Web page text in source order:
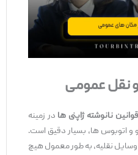
نقل عمومی
نانوشته ژاپنی ‌هادر زمینه
اتوبوس ‌ها، بسیار دقیق است.
نقلیه، به طور معمول هیچ‌